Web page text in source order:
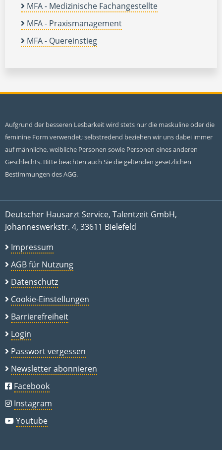
MFA - Medizinische Fachangestellte
MFA - Praxismanagement
MFA - Quereinstieg
Aufgrund der besseren Lesbarkeit wird stets nur die maskuline oder die
feminine Form verwendet; selbstredend beziehen wir uns dabei immer
auf männliche, weibliche Personen sowie Personen eines anderen
Geschlechts. Bitte beachten auch Sie die geltenden gesetzlichen
Bestimmungen des AGG.
Deutscher Hausarzt Service, Talentzeit GmbH,
Johanneswerkstr. 4, 33611 Bielefeld
Impressum
AGB für Nutzung
Datenschutz
Cookie-Einstellungen
Barrierefreiheit
Login
Passwort vergessen
Newsletter abonnieren
Facebook
Instagram
Youtube